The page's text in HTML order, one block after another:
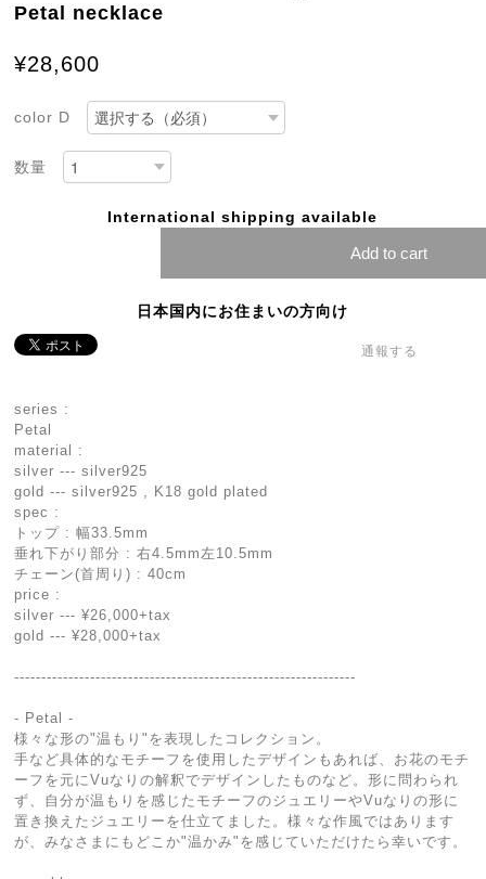
Petal necklace
¥28,600
color D
数量
International shipping available
Add to cart
日本国内にお住まいの方向け
通報する
series :
Petal
material :
silver --- silver925
gold --- silver925 , K18 gold plated
spec :
トップ : 幅33.5mm
垂れ下がり部分 : 右4.5mm左10.5mm
チェーン(首周り) : 40cm
price :
silver --- ¥26,000+tax
gold --- ¥28,000+tax
---------------------------------------------------------------
- Petal -
様々な形の"温もり"を表現したコレクション。
手など具体的なモチーフを使用したデザインもあれば、お花のモチ
ーフを元にVuなりの解釈でデザインしたものなど。形に問わられ
ず、自分が温もりを感じたモチーフのジュエリーやVuなりの形に
置き換えたジュエリーを仕立てました。様々な作風ではあります
が、みなさまにもどこか"温かみ"を感じていただけたら幸いです。